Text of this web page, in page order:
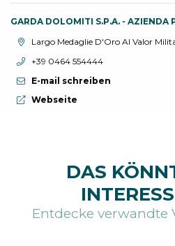
GARDA DOLOMITI S.P.A. - AZIENDA
aria.location:
Largo Medaglie D'Oro Al Valor
aria.phone:
+39 0464 554444
E-mail schreiben
aria.website:
Webseite
DAS
Entdecke verwandte